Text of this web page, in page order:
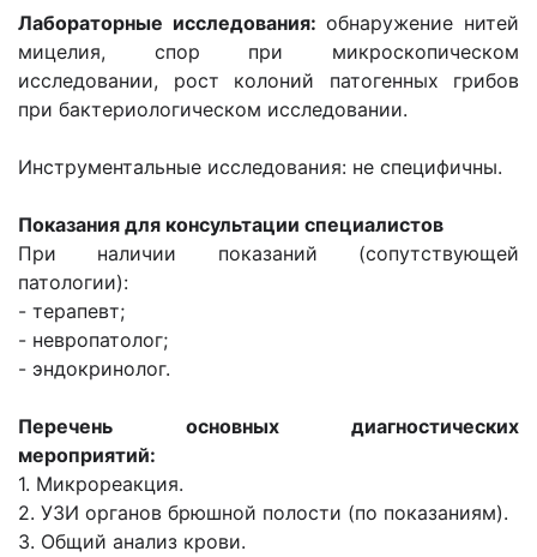
Лабораторные исследования: обнаружение нитей
мицелия, спор при микроскопическом
исследовании, рост колоний патогенных грибов
при бактериологическом исследовании.
Инструментальные исследования: не специфичны.
Показания для консультации специалистов
При наличии показаний (сопутствующей
патологии):
- терапевт;
- невропатолог;
- эндокринолог.
Перечень основных диагностических
мероприятий:
1. Микрореакция.
2. УЗИ органов брюшной полости (по показаниям).
3. Общий анализ крови.